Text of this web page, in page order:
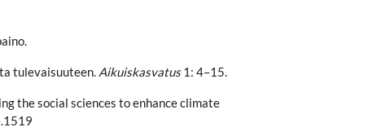
tulevaisuuteen. Aikuiskasvatus1: 4–15.
the social sciences to enhance climate